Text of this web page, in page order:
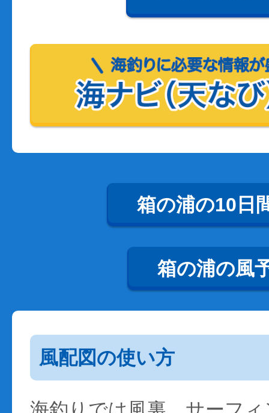
箱の浦の10日
箱の浦の風
風配図の使い方